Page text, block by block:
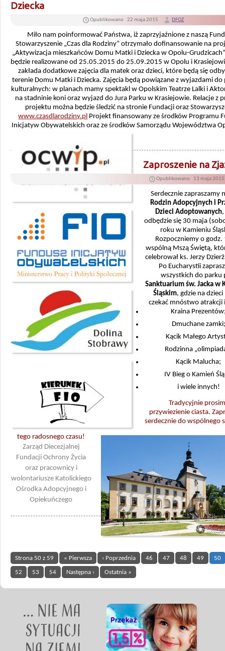
Dziecka
Opublikowano 22 maja 2015 DFOZ
Miło nam poinformować Państwa, iż zaprzyjaźnione z naszą
Stowarzyszenie „Czas dla Rodziny” otrzymało dofinansowanie na
„Aktywizacja mieszkańców Domu Matki i Dziecka w Opolu-
będzie realizowane od 25.05.2015 do 25.09.2015 w Opolu i
zakłada dodatkowe zajęcia dla matek oraz dzieci, które będą się
terenie Domu Matki i Dziecka. Zajęcia będą powiązane z wyjazdami do
kulturalnych: w planach mamy spektakl w Opolskim Teatrze Lalki i
na stadninie koni oraz wyjazd do Jura Parku w Krasiejowie. Relacje z
projektu można będzie śledzić na stronie Fundacji oraz
www.czasdlarodziny.pl Projekt finansowany ze środków Programu
Inicjatyw Obywatelskich oraz ze środków Samorządu Województwa
Zaproszenie na
Opublikowano 13 maja
Serdecznie zapraszamy
Rodzin Adopcyjnych i
Dzieci Adoptowanych
odbędzie się 30 maja
roku w Kamieniu
Rozpoczniemy o godz.
wspólną Mszą Świętą,
celebrował ks. Jerzy
Po Eucharystii
wszystkich do parku
Sanktuarium św. Jacka w
Śląskim, gdzie na dzieci
czekać mnóstwo atrakcji
Kraina
Dmuchane zamki;
Kącik Małego
Rodzinna
Kącik Malucha;
IV Bieg o Kamień
i wiele innych!
Tradycyjnie
przywiezienie ciasta.
serdecznie do wspólnego
tego radosnego czasu!
Zarząd Diecezjalnej
Fundacji Ochrony Życia
oraz pracownicy i
wolontariusze Katolickiego
Ośrodka Adopcyjnego i
Opiekuńczego
Strona 50 z 59 « Pierwsza ‹ Poprzednia 46 47 48 49 50
52 53 54 Następna › Ostatnia »